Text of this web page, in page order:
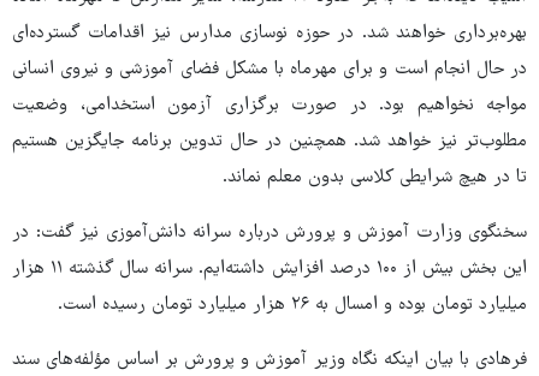
بهره‌برداری خواهند شد. در حوزه نوسازی مدارس نیز اقدامات گسترده‌ای
در حال انجام است و برای مهرماه با مشکل فضای آموزشی و نیروی انسانی
مواجه نخواهیم بود. در صورت برگزاری آزمون استخدامی، وضعیت
مطلوب‌تر نیز خواهد شد. همچنین در حال تدوین برنامه جایگزین هستیم
تا در هیچ شرایطی کلاسی بدون معلم نماند.
سخنگوی وزارت آموزش و پرورش درباره سرانه دانش‌آموزی نیز گفت: در
این بخش بیش از ۱۰۰ درصد افزایش داشته‌ایم. سرانه سال گذشته ۱۱ هزار
میلیارد تومان بوده و امسال به ۲۶ هزار میلیارد تومان رسیده است.
فرهادی با بیان اینکه نگاه وزیر آموزش و پرورش بر اساس مؤلفه‌های سند